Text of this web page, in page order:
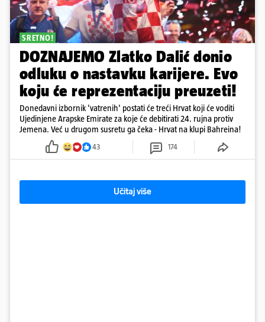
SRETNO!
DOZNAJEMO Zlatko Dalić donio
odluku o nastavku karijere. Evo
koju će reprezentaciju preuzeti!
Donedavni izbornik 'vatrenih' postati će treći Hrvat koji će voditi
Ujedinjene Arapske Emirate za koje će debitirati 24. rujna protiv
Jemena. Već u drugom susretu ga čeka - Hrvat na klupi Bahreina!
43 174
Učitaj više